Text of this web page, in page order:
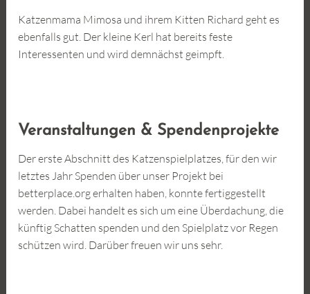
Katzenmama Mimosa und ihrem Kitten Richard geht es
ebenfalls gut. Der kleine Kerl hat bereits feste
Interessenten und wird demnächst geimpft.
Veranstaltungen & Spendenprojekte
Der erste Abschnitt des Katzenspielplatzes, für den wir
letztes Jahr Spenden über unser Projekt bei
betterplace.org erhalten haben, konnte fertiggestellt
werden. Dabei handelt es sich um eine Überdachung, die
künftig Schatten spenden und den Spielplatz vor Regen
schützen wird. Darüber freuen wir uns sehr.